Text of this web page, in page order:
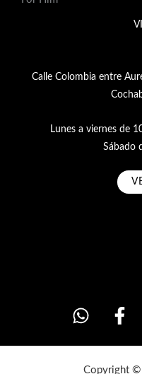
Calle Colombia entre
Lunes a viernes de
Sábado
Copyright ©